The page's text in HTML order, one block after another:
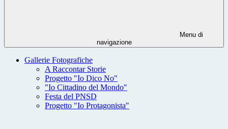
Menu di
navigazione
Gallerie Fotografiche
A Raccontar Storie
Progetto "Io Dico No"
"Io Cittadino del Mondo"
Festa del PNSD
Progetto "Io Protagonista"